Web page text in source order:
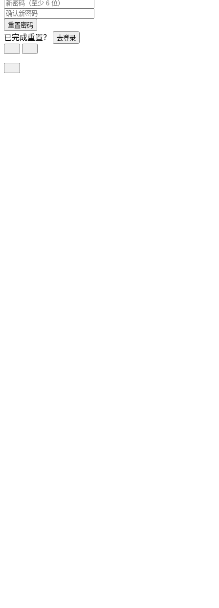
重置密码
已完成重置？ 去登录